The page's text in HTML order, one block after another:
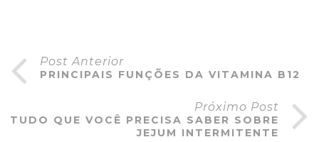
Post Anterior
PRINCIPAIS FUNÇÕES DA VITAMINA B12
Próximo Post
TUDO QUE VOCÊ PRECISA SABER SOBRE
JEJUM INTERMITENTE